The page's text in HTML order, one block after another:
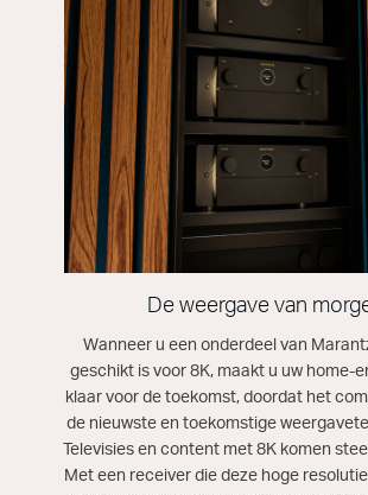
De weergave van
Wanneer u een onderdeel van
geschikt is voor 8K, maakt u uw home-
klaar voor de toekomst, doordat het
de nieuwste en toekomstige
Televisies en content met 8K komen
Met een receiver die deze hoge